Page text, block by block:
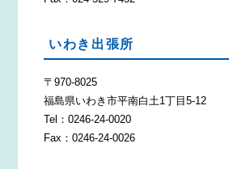
いわき出張所
〒970-8025
福島県いわき市平南白土1丁目5-12
Tel：0246-24-0020
Fax：0246-24-0026